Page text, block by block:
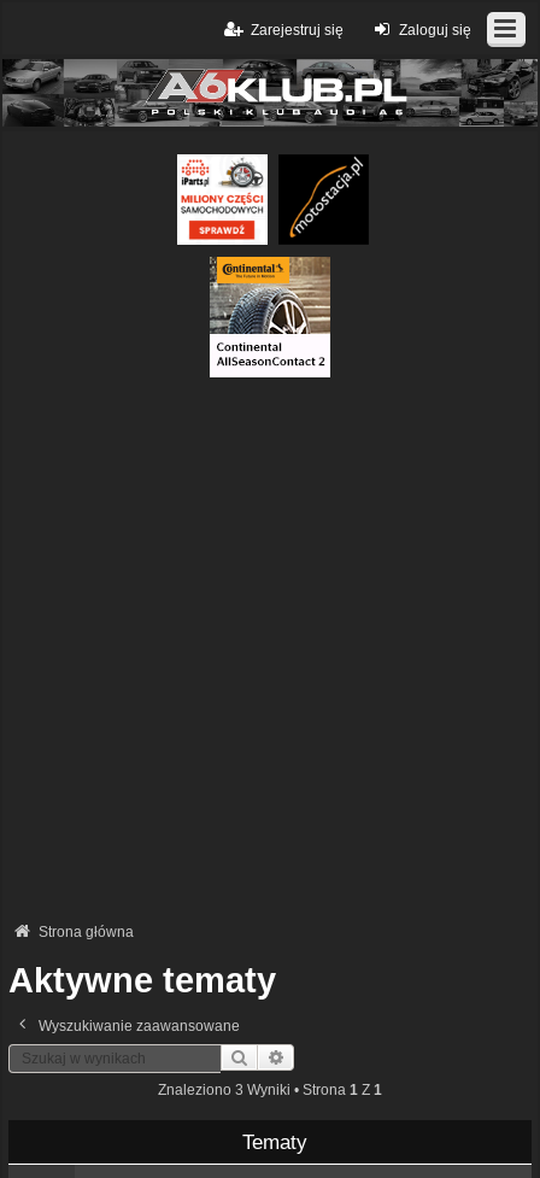
Zaloguj się
Zarejestruj się
Strona główna
Aktywne tematy
Wyszukiwanie zaawansowane
Szukaj
Znaleziono 3 Wyniki • Strona 1 Z 1
Tematy